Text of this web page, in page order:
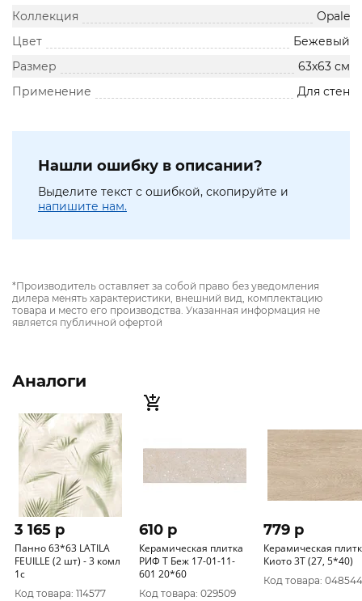
Коллекция
Opale
Цвет
Бежевый
Размер
63х63 см
Применение
Для стен
Нашли ошибку в описании?
Выделите текст с ошибкой, скопируйте и
напишите нам.
*Производитель оставляет за собой право без уведомления
дилера менять характеристики, внешний вид, комплектацию
товара и место его производства. Указанная информация не
является публичной офертой
Аналоги
3 165 p
Панно 63*63 LATILA
FEUILLE (2 шт) - 3 комл
1с
Код товара: 114577
610 p
Керамическая плитка
РИФ Т Беж 17-01-11-
601 20*60
Код товара: 029509
779 p
Керамическая
Киото 3Т (27, 5*40)
Код товара: 048544